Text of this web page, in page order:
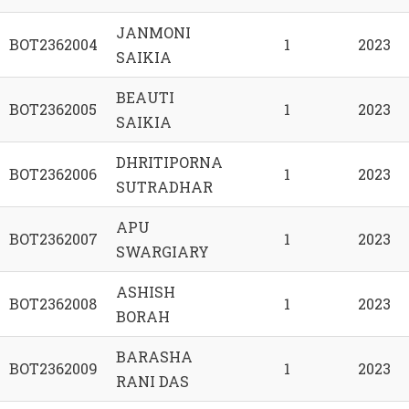
BOT2362004
JANMONI
SAIKIA
1 2023
BOT2362005
BEAUTI
SAIKIA
1 2023
BOT2362006
DHRITIPORNA
SUTRADHAR
1 2023
BOT2362007
APU
SWARGIARY
1 2023
BOT2362008
ASHISH
BORAH
1 2023
BOT2362009
BARASHA
RANI DAS
1 2023